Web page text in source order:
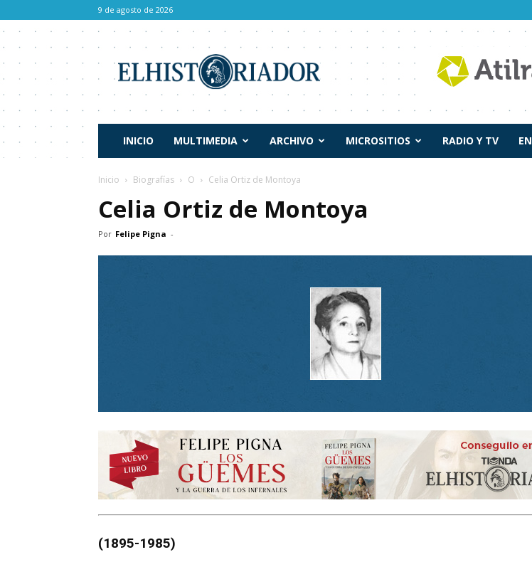
9 de agosto de 2026
Historiador
INICIO MULTIMEDIA ARCHIVO MICROSITIOS RADIO Y TV
Inicio Biografías O Celia Ortiz de Montoya
Celia Ortiz de Montoya
Por Felipe Pigna -
(1895-1985)